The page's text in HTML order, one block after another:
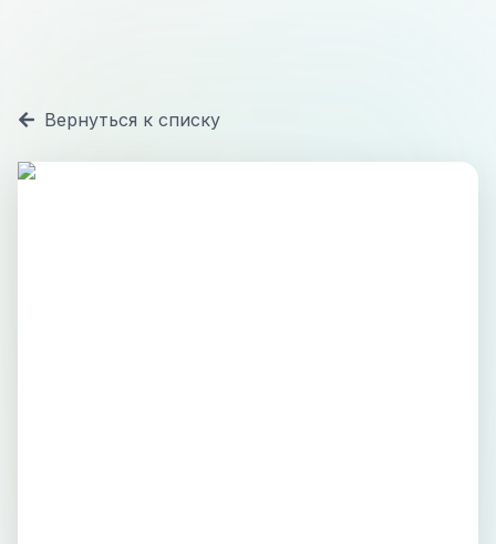
Вернуться к списку